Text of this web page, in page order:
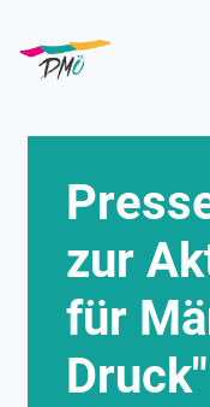
zum
Inhalt
zur
für
Druck"